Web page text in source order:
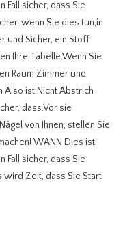
Fall sicher, dass Sie
wenn Sie dies tun,in
und Sicher, ein Stoff
Ihre Tabelle.Wenn Sie
Raum Zimmer und
Also ist Nicht Abstrich
dass.Vor sie
von Ihnen, stellen Sie
WANN Dies ist
Fall sicher, dass Sie
wird Zeit, dass Sie Start